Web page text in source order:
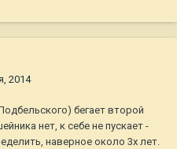
2014
бегает второй
нет, к себе не пускает -
наверное около 3х лет.